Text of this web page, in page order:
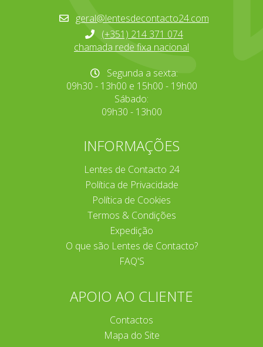
geral@lentesdecontacto24.com
(+351) 214 371 074
chamada rede fixa nacional
Segunda a sexta:
09h30 - 13h00 e 15h00 - 19h00
Sábado:
09h30 - 13h00
INFORMAÇÕES
Lentes de Contacto 24
Política de Privacidade
Política de Cookies
Termos & Condições
Expedição
O que são Lentes de Contacto?
FAQ'S
APOIO AO CLIENTE
Contactos
Mapa do Site